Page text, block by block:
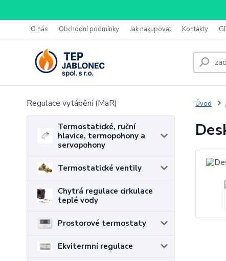
O nás Obchodní podmínky Jak nakupovat Kontakty
Regulace vytápění (MaR)
Termostatické, ruční
hlavice, termopohony a
servopohony
Termostatické ventily
Chytrá regulace cirkulace
teplé vody
Prostorové termostaty
Ekvitermní regulace
Úvod